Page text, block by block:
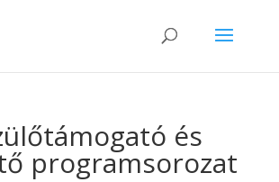
és
programsorozat